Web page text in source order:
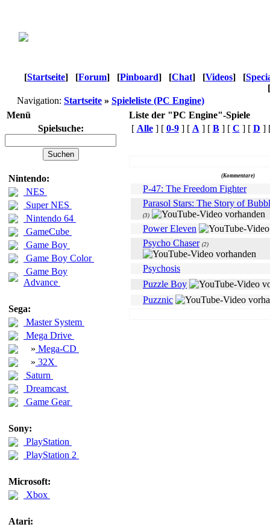
[Startseite] [Forum] [Pinboard] [Chat] [Videos] [
[
Navigation: Startseite » Spieleliste (PC Engine)
Menü
Liste der "PC Engine"-Spiele
Spielsuche:
Nintendo:
NES
Super NES
Nintendo 64
GameCube
Game Boy
Game Boy Color
Game Boy
Advance
Sega:
Master System
Mega Drive
» Mega-CD
» 32X
Saturn
Dreamcast
Game Gear
Sony:
PlayStation
PlayStation 2
Microsoft:
Xbox
Atari:
[ Alle] [ 0-9] [ A ] [ B] [ C ] [ D ]
(Kommentare)
P-47: The Freedom Fighter
Parasol Stars: The Story of
(3)
Power Eleven
Psycho Chaser (2)
Psychosis
Puzzle Boy
Puzznic